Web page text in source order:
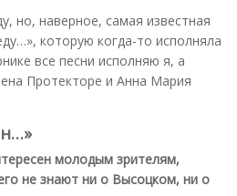
но, наверное, самая известная
которую когда-то исполняла
все песни исполняю я, а
Протекторе и Анна Мария
молодым зрителям,
не знают ни о Высоцком, ни о